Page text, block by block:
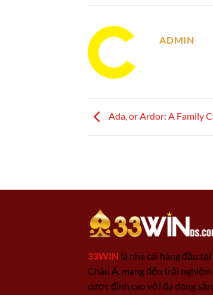
ADMIN
Ada, or Ardor: A Family
33WIN là nhà cái hàng đầu tại
Châu Á, mang đến trải nghiệm
cược đỉnh cao với đa dạng sản